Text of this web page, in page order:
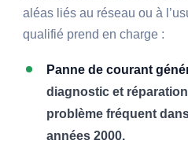
aléas liés au réseau ou à
qualifié prend en charge :
Panne de courant
diagnostic et
problème fréquent
années 2000.